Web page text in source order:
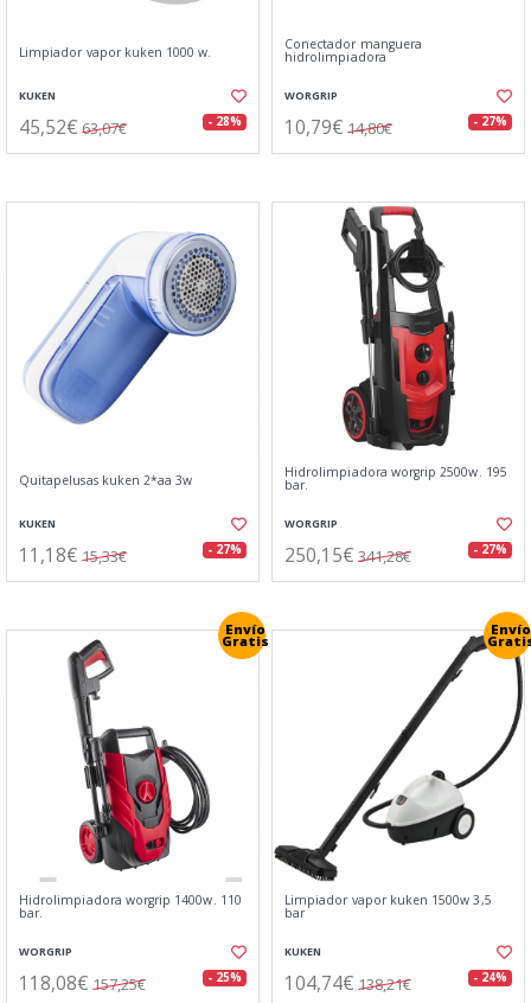
Limpiador vapor kuken 1000 w.
KUKEN
45,52€ 63,07€ - 28%
Conectador manguera
hidrolimpiadora
WORGRIP
10,79€ 14,80€ - 27%
Quitapelusas kuken 2*aa 3w
KUKEN
11,18€ 15,33€ - 27%
Hidrolimpiadora worgrip 2500w. 195
bar.
WORGRIP
250,15€ 341,28€ - 27%
Envío
Gratis
Hidrolimpiadora worgrip 1400w. 110
bar.
WORGRIP
118,08€ 157,25€ - 25%
Envío
Limpiador vapor kuken 1500w 3,5
bar
KUKEN
104,74€ 138,21€ - 24%